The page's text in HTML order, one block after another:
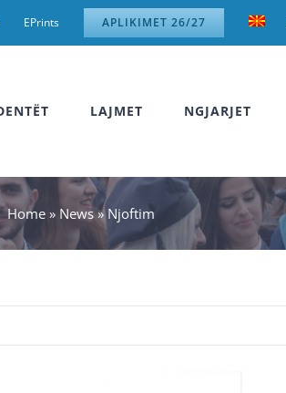
EPrints APLIKIMET 26/27
LAJMET NGJARJET
Home » News»Njoftim